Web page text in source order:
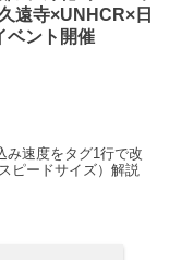
遠寺×UNHCR×日
ベント開催
み速度をタグ1行で改
ピードサイズ）解説